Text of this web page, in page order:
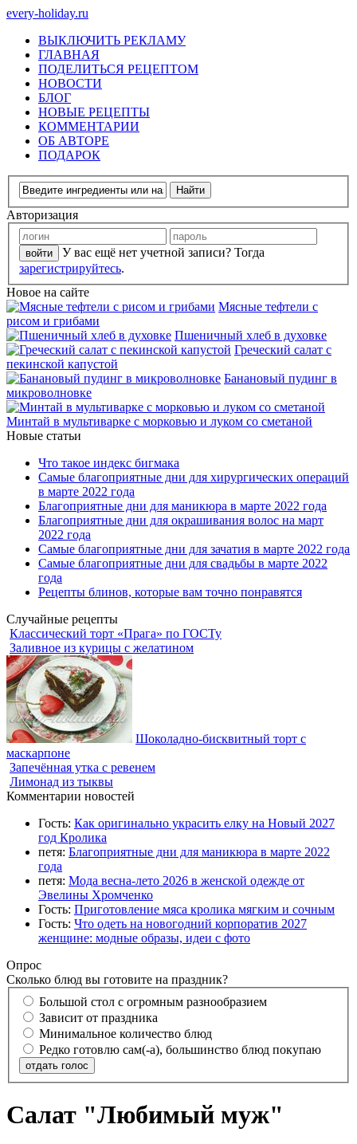
every-holiday.ru
ВЫКЛЮЧИТЬ РЕКЛАМУ
ГЛАВНАЯ
ПОДЕЛИТЬСЯ РЕЦЕПТОМ
НОВОСТИ
БЛОГ
НОВЫЕ РЕЦЕПТЫ
КОММЕНТАРИИ
ОБ АВТОРЕ
ПОДАРОК
Авторизация
У вас ещё нет учетной записи? Тогда
зарегистрируйтесь.
Новое на сайте
Мясные тефтели с
рисом и грибами
Пшеничный хлеб в духовке
Греческий салат с
пекинской капустой
Банановый пудинг в
микроволновке
Минтай в мультиварке с морковью и луком со сметаной
Новые статьи
Что такое индекс бигмака
Самые благоприятные дни для хирургических операций
в марте 2022 года
Благоприятные дни для маникюра в марте 2022 года
Благоприятные дни для окрашивания волос на март
2022 года
Самые благоприятные дни для зачатия в марте 2022 года
Самые благоприятные дни для свадьбы в марте 2022
года
Рецепты блинов, которые вам точно понравятся
Случайные рецепты
Классический торт «Прага» по ГОСТу
Заливное из курицы с желатином
Шоколадно-бисквитный торт с
маскарпоне
Запечённая утка с ревенем
Лимонад из тыквы
Комментарии новостей
Гость: Как оригинально украсить елку на Новый 2027
год Кролика
петя: Благоприятные дни для маникюра в марте 2022
года
петя: Мода весна-лето 2026 в женской одежде от
Эвелины Хромченко
Гость: Приготовление мяса кролика мягким и сочным
Гость: Что одеть на новогодний корпоратив 2027
женщине: модные образы, идеи с фото
Опрос
Сколько блюд вы готовите на праздник?
Большой стол с огромным разнообразием
Зависит от праздника
Минимальное количество блюд
Редко готовлю сам(-а), большинство блюд покупаю
отдать голос
Салат "Любимый муж"